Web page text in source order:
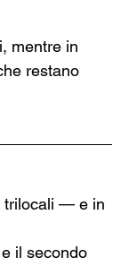
mentre in
restano
trilocali — e in
il secondo